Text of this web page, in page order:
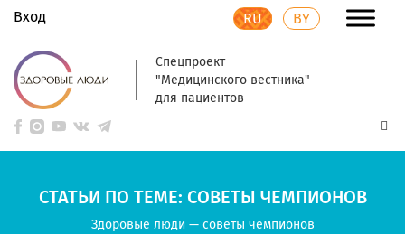
Вход RU BY
Спецпроект
"Медицинского вестника"
для пациентов
СТАТЬИ ПО ТЕМЕ: СОВЕТЫ ЧЕМПИОНОВ
Здоровые люди — советы чемпионов